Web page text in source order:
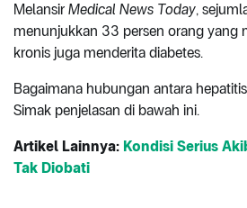
Melansir Medical News Today,
menunjukkan 33 persen orang yang
kronis juga menderita diabetes.
Bagaimana hubungan antara
Simak penjelasan di bawah ini.
Artikel Lainnya: Kondisi Serius
Tak Diobati